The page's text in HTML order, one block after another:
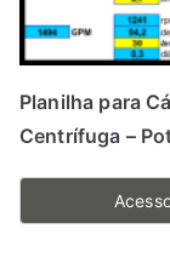
Planilha para
Centrífuga –